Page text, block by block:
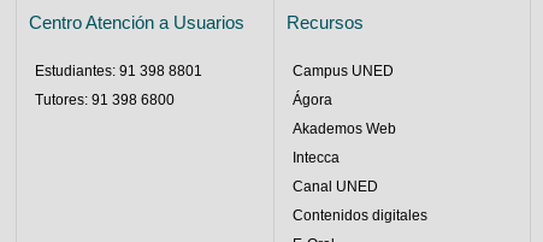
Centro Atención a Usuarios
Estudiantes: 91 398 8801
Tutores: 91 398 6800
Recursos
Campus UNED
Ágora
Akademos Web
Intecca
Canal UNED
Contenidos digitales